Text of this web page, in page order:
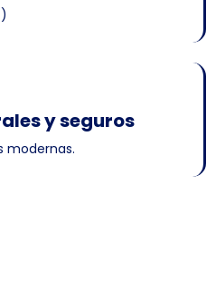
y seguros
modernas.